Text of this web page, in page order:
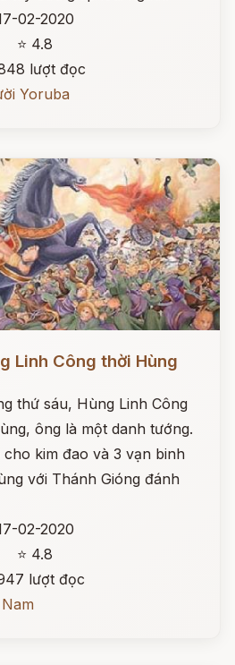
02-2020
⭐ 4.8
lượt đọc
Yoruba
Linh Công thời Hùng
thứ sáu, Hùng Linh Công
ông là một danh tướng.
kim đao và 3 vạn binh
với Thánh Gióng đánh
02-2020
⭐ 4.8
lượt đọc